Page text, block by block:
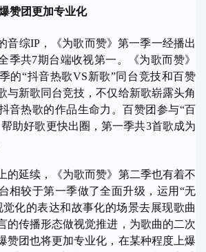
赞团更加专业化
综IP，《为歌而赞》第一季一经播出
季共7期台端收视第一。《为歌而赞》
的“抖音热歌VS新歌”同台竞技和百赞
与新歌同台竞技，不仅给新歌崭露头角
音热歌的作品生命力。百赞团参与“百
助好歌更快出圈，第一季共3首歌成为
延续，《为歌而赞》第二季也有着不
相较于第一季做了全面升级，运用“无
化的表达和故事化的场景去展现歌曲
的传播形态做视觉推进，为歌曲的二次
赞团也将更加专业化，在某种程度上爆